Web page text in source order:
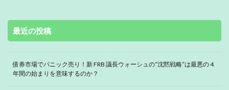
最近の投稿
債券市場でパニック売り！新 FRB 議長ウォーシュの“沈黙戦略”は最悪の 4
年間の始まりを意味するのか？